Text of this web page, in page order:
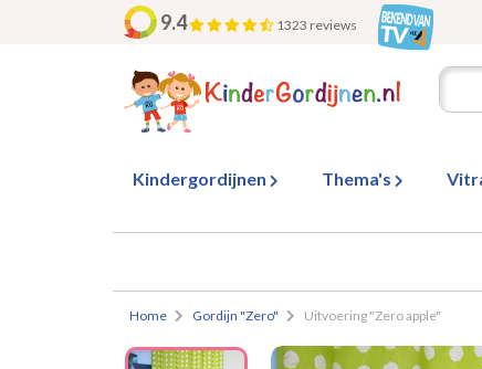
9.4 1323 reviews
Kindergordijnen Thema's
Home Gordijn "Zero" Uitvoering "Zero apple"